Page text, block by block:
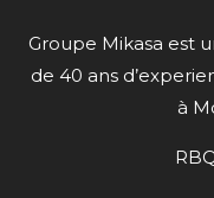
Groupe Mikasa est
de 40 ans
à